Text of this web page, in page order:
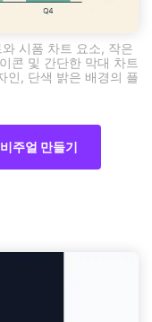
시폼 차트 요소, 작은
콘 및 간단한 막대 차트
인, 단색 밝은 배경의 플
주얼 만들기